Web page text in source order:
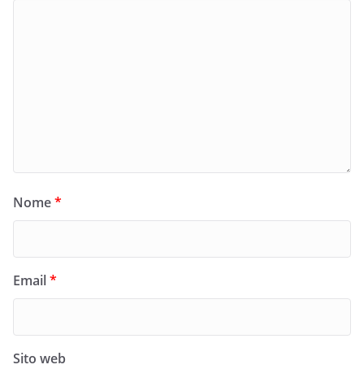
Nome*
Email*
Sito web